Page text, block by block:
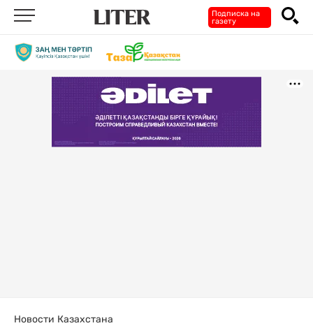
Подписка на
газету
Новости Казахстана